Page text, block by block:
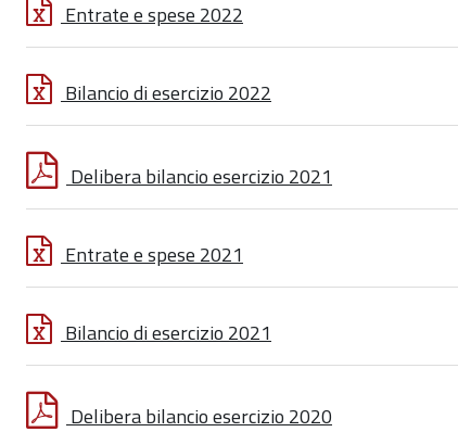
Entrate e spese 2022
Bilancio di esercizio 2022
Delibera bilancio esercizio 2021
Entrate e spese 2021
Bilancio di esercizio 2021
Delibera bilancio esercizio 2020